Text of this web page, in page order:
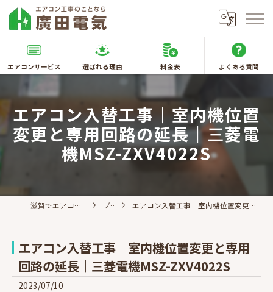
エアコンサービス 選ばれる理由 料金表 よくある質問
エアコン入替工事｜室内機位置
変更と専用回路の延長｜三菱電
機MSZ-ZXV4022S
滋賀でエアコン取付なら廣田電気 ブログ エアコン入替工事｜室内機位置変更と専用回路の延長｜三菱電機MSZ-ZXV4022S
エアコン入替工事｜室内機位置変更と専用
回路の延長｜三菱電機MSZ-ZXV4022S
2023/07/10